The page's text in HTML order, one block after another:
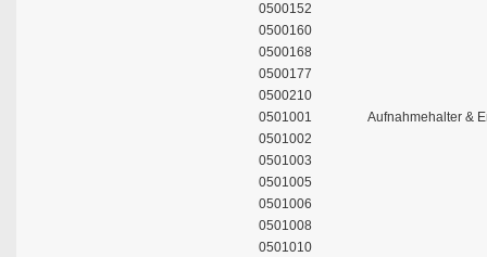
0500152
0500160
0500168
0500177
0500210
0501001
Aufnahmehalter &
0501002
0501003
0501005
0501006
0501008
0501010